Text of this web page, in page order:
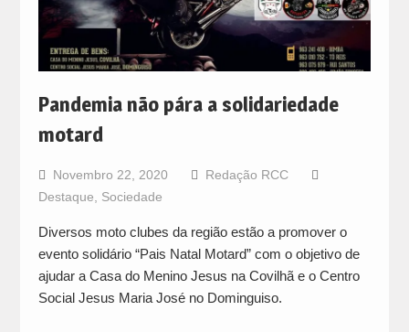
Pandemia não pára a solidariedade
motard
Novembro 22, 2020
Redação RCC
Destaque
Sociedade
Diversos moto clubes da região estão a promover o
evento solidário “Pais Natal Motard” com o objetivo de
ajudar a Casa do Menino Jesus na Covilhã e o Centro
Social Jesus Maria José no Dominguiso.